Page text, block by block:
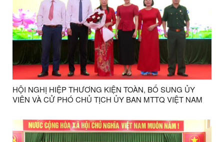
HỘI NGHỊ HIỆP THƯƠNG KIỆN TOÀN, BỔ SUNG ỦY
VIÊN VÀ CỬ PHÓ CHỦ TỊCH ỦY BAN MTTQ VIỆT NAM